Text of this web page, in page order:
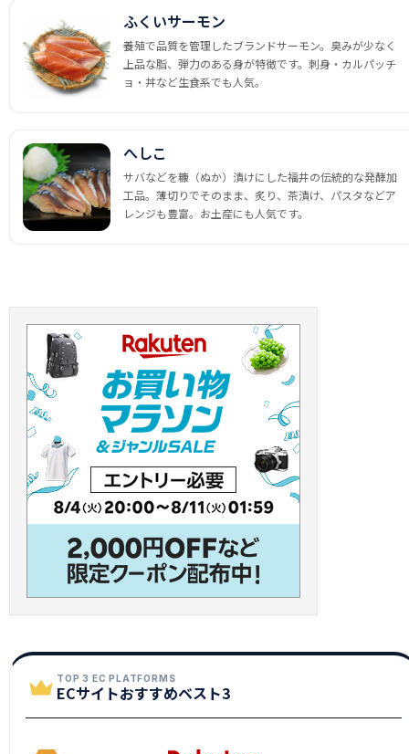
ふくいサーモン
養殖で品質を管理したブランドサーモン。臭みが少なく
上品な脂、弾力のある身が特徴です。刺身・カルパッチ
ョ・丼など生食系でも人気。
へしこ
サバなどを糠（ぬか）漬けにした福井の伝統的な発酵加
工品。薄切りでそのまま、炙り、茶漬け、パスタなどア
レンジも豊富。お土産にも人気です。
TOP 3 EC PLATFORMS
ECサイトおすすめベスト3